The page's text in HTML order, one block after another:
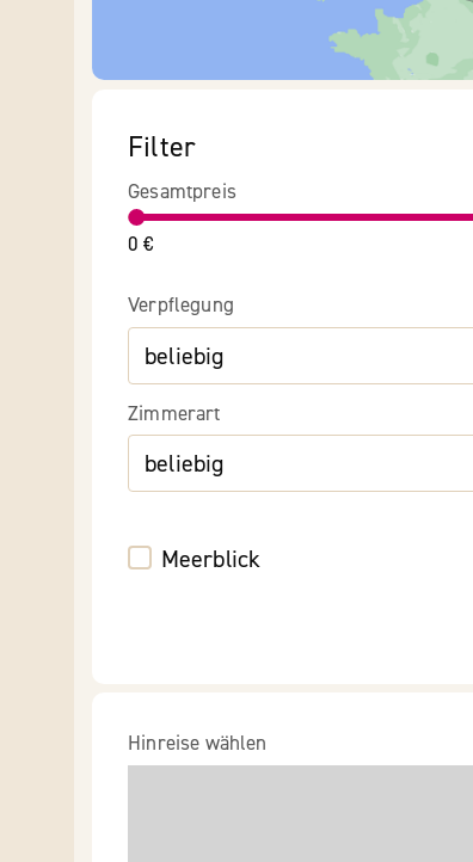
Filter
Gesamtpreis
0 €
Verpflegung
Zimmerart
Meerblick
Hinreise wählen